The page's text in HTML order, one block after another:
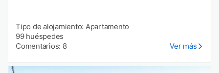
Tipo de alojamiento: Apartamento
99 huéspedes
Comentarios: 8
Ver más